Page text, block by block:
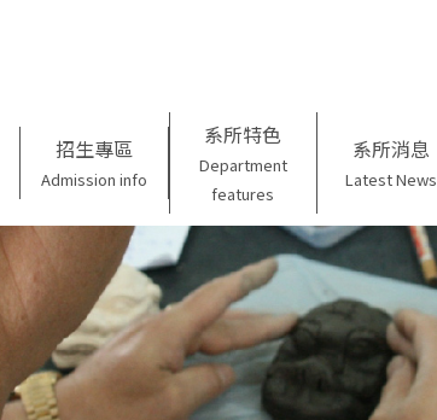
招生專區
Admission info
系所特色
Department
features
系所消息
Latest News